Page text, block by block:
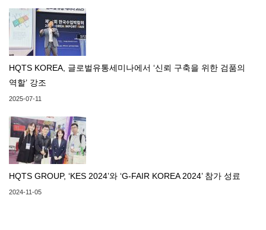
HQTS KOREA, 글로벌유통세미나에서 ‘신뢰 구축을 위한 검품의
역할’ 강조
2025-07-11
HQTS GROUP, ‘KES 2024’와 ‘G-FAIR KOREA 2024’ 참가 성료
2024-11-05